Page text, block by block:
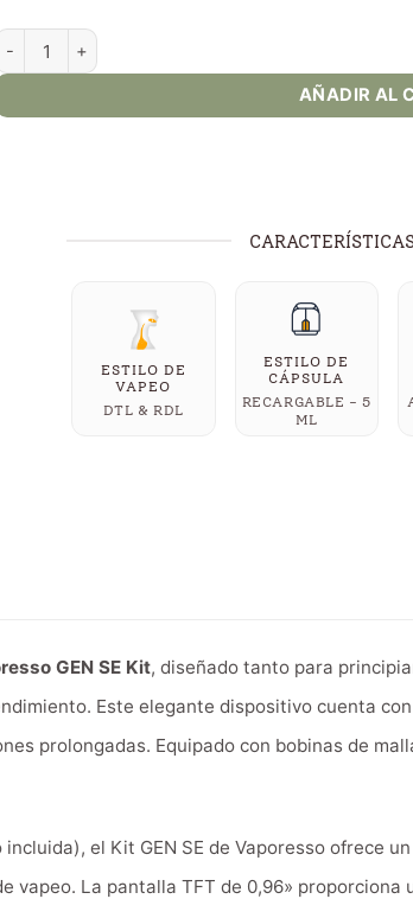
Vaporesso Gen SE Kit cantidad
AÑADIR AL
ESTILO DE
VAPEO
DTL & RDL
ESTILO DE
CÁPSULA
RECARGABLE - 5
ML
GEN SE Kit, diseñado tanto para
Este elegante dispositivo cuenta
prolongadas. Equipado con bobinas de
el Kit GEN SE de Vaporesso ofrece
vapeo. La pantalla TFT de 0,96»